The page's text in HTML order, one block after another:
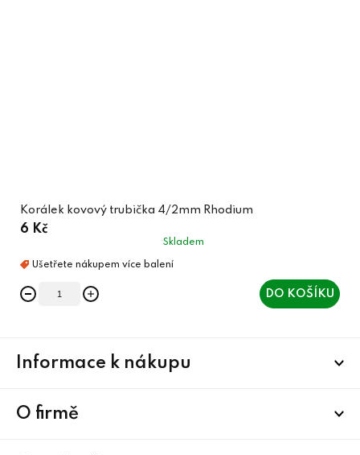
Korálek kovový trubička 4/2mm Rhodium
6 Kč
Skladem
DO KOŠÍKU
Informace k nákupu
O firmě